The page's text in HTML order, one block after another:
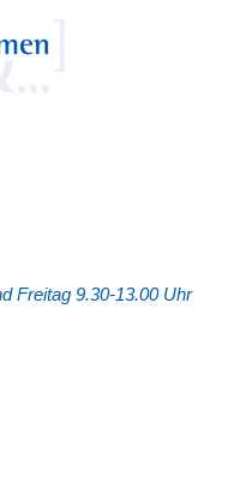
Freitag 9.30-13.00 Uhr